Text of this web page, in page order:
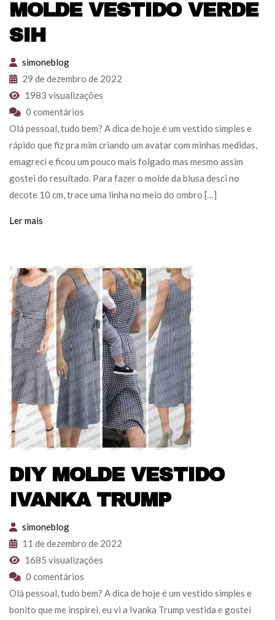
MOLDE VESTIDO VERDE
SIH
simoneblog
29 de dezembro de 2022
1983 visualizações
0 comentários
Olá pessoal, tudo bem? A dica de hoje é um vestido simples e
rápido que fiz pra mim criando um avatar com minhas medidas,
emagreci e ficou um pouco mais folgado mas mesmo assim
gostei do resultado. Para fazer o molde da blusa desci no
decote 10 cm, trace uma linha no meio do ombro […]
Ler mais
DIY MOLDE VESTIDO
IVANKA TRUMP
simoneblog
11 de dezembro de 2022
1685 visualizações
0 comentários
Olá pessoal, tudo bem? A dica de hoje é um vestido simples e
bonito que me inspirei, eu vi a Ivanka Trump vestida e gostei